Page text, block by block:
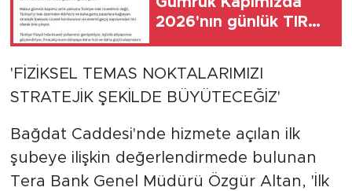
2026'nın günlük TIR
'FİZİKSEL TEMAS NOKTALARIMIZI
STRATEJİK ŞEKİLDE BÜYÜTECEĞİZ'
Bağdat Caddesi'nde hizmete açılan ilk
şubeye ilişkin değerlendirmede bulunan
Tera Bank Genel Müdürü Özgür Altan, 'İlk